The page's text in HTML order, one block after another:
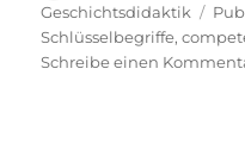
am
Geschichtsdidaktik
Schlüsselbegriffe,
Schreibe einen